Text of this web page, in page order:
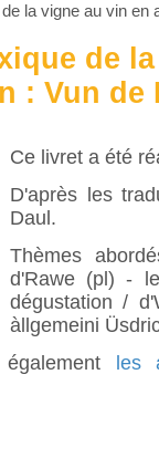
la vigne au vin
de
: Vun de
Ce livret a été
D'après les
Daul.
Thèmes
d'Rawe (pl) -
dégustation /
àllgemeini
également les